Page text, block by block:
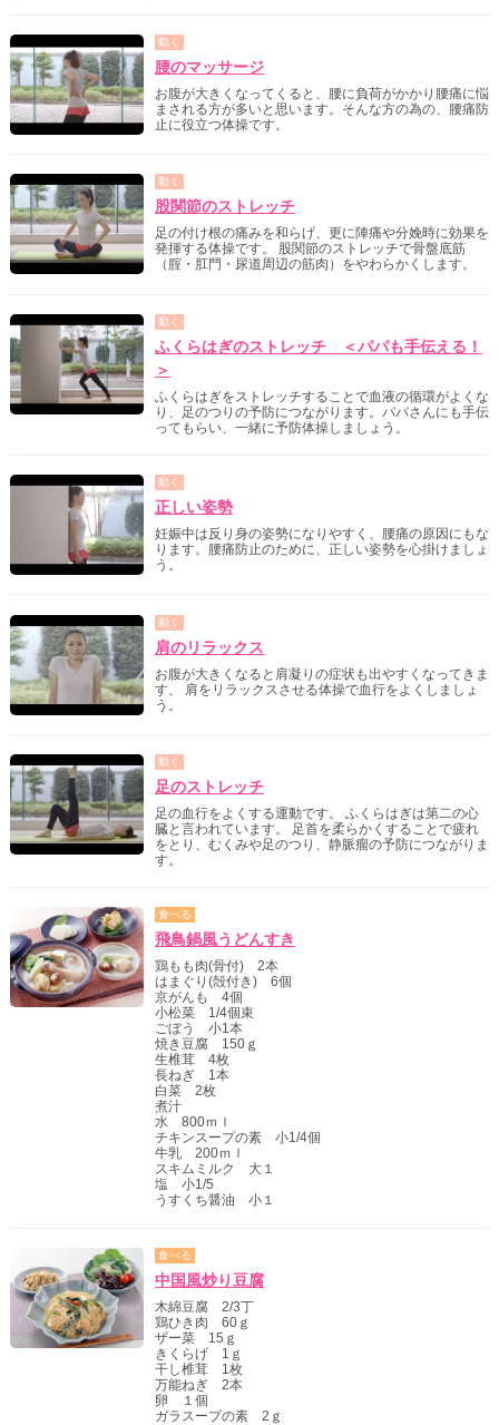
動く
腰のマッサージ
お腹が大きくなってくると、腰に負荷がかかり腰痛に悩
まされる方が多いと思います。そんな方の為の、腰痛防
止に役立つ体操です。
動く
股関節のストレッチ
足の付け根の痛みを和らげ、更に陣痛や分娩時に効果を
発揮する体操です。 股関節のストレッチで骨盤底筋
（腟・肛門・尿道周辺の筋肉）をやわらかくします。
動く
ふくらはぎのストレッチ ＜パパも手伝える！
＞
ふくらはぎをストレッチすることで血液の循環がよくな
り、足のつりの予防につながります。パパさんにも手伝
ってもらい、一緒に予防体操しましょう。
動く
正しい姿勢
妊娠中は反り身の姿勢になりやすく、腰痛の原因にもな
ります。腰痛防止のために、正しい姿勢を心掛けましょ
う。
動く
肩のリラックス
お腹が大きくなると肩凝りの症状も出やすくなってきま
す、 肩をリラックスさせる体操で血行をよくしましょ
う。
動く
足のストレッチ
足の血行をよくする運動です。 ふくらはぎは第二の心
臓と言われています。 足首を柔らかくすることで疲れ
をとり、むくみや足のつり、静脈瘤の予防につながりま
す。
食べる
飛鳥鍋風うどんすき
鶏もも肉(骨付) 2本
はまぐり(殻付き) 6個
京がんも 4個
小松菜 1/4個束
ごぼう 小1本
焼き豆腐 150ｇ
生椎茸 4枚
長ねぎ 1本
白菜 2枚
煮汁
水 800ｍｌ
チキンスープの素 小1/4個
牛乳 200ｍｌ
スキムミルク 大１
塩 小1/5
うすくち醤油 小１
食べる
中国風炒り豆腐
木綿豆腐 2/3丁
鶏ひき肉 60ｇ
ザー菜 15ｇ
きくらげ 1ｇ
干し椎茸 1枚
万能ねぎ 2本
卵 １個
ガラスープの素 2ｇ